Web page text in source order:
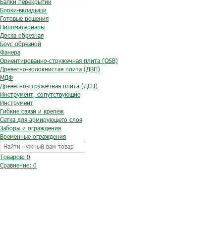
Балки перекрытий
Блоки-вкладыши
Готовые решения
Пиломатериалы
Доска обрезная
Брус обрезной
Фанера
Ориентированно-стружечная плита (OSB)
Древесно-волокнистая плита (ДВП)
МДФ
Древесно-стружечная плита (ДСП)
Инструмент, сопутствующие
Инструмент
Гибкие связи и крепеж
Сетка для армирующего слоя
Заборы и ограждения
Временные ограждения
Товаров: 0
Сравнение: 0